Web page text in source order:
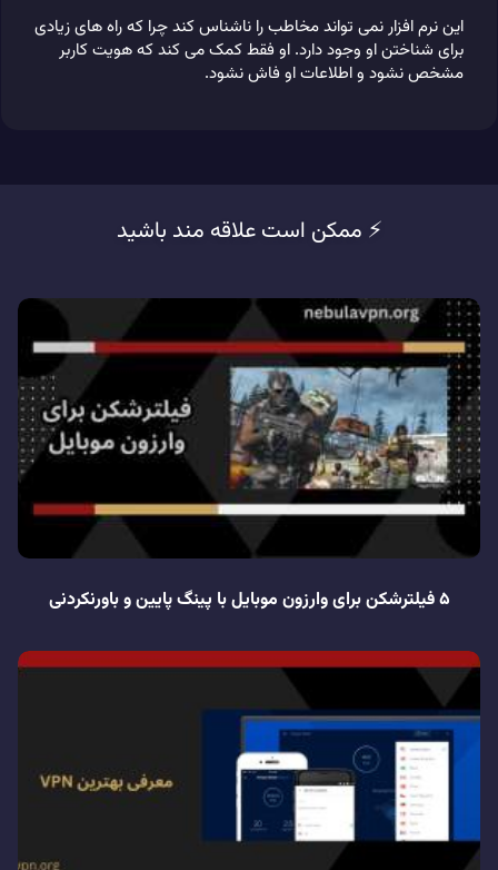
این نرم افزار نمی تواند مخاطب را ناشناس کند چرا که راه های زیادی
برای شناختن او وجود دارد. او فقط کمک می کند که هویت کاربر
مشخص نشود و اطلاعات او فاش نشود.
⚡️ ممکن است علاقه مند باشید
5 فیلترشکن برای وارزون موبایل با پینگ پایین و باورنکردنی